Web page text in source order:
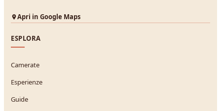
Apri in Google Maps
ESPLORA
Camerate
Esperienze
Guide